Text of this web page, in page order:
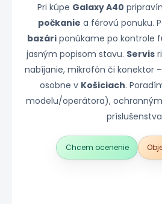
Pri kúpe Galaxy A40
počkanie a férovú ponuku.
bazári ponúkame po kontrole
jasným popisom stavu. Servis
nabíjanie, mikrofón či konektor
osobne v Košiciach.
modelu/operátora),
Chcem ocenenie